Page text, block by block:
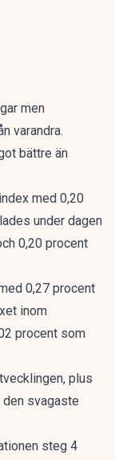
men
varandra.
bättre än
med 0,20
under dagen
0,20 procent
0,27 procent
inom
procent som
plus
svagaste
steg 4